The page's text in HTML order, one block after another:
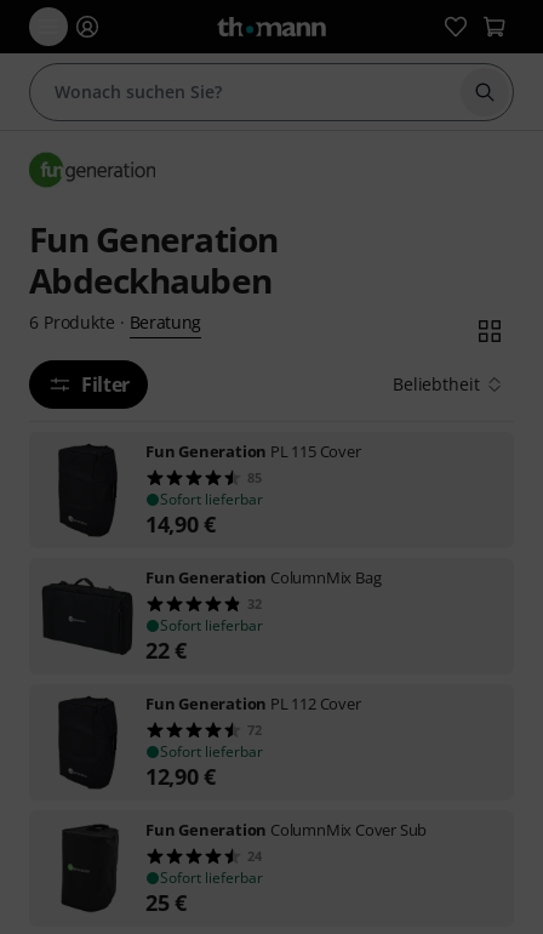
Suche
Fun Generation
Abdeckhauben
6 Produkte · Beratung
Filter Beliebtheit
Fun Generation PL 115 Cover
85
Sofort lieferbar
14,90€
Fun Generation ColumnMix Bag
32
Sofort lieferbar
22€
Fun Generation PL 112 Cover
72
Sofort lieferbar
12,90€
Fun Generation ColumnMix Cover Sub
24
Sofort lieferbar
25€